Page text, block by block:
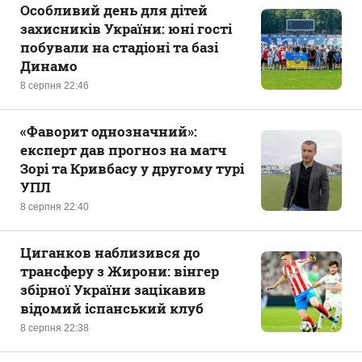
8 серпня 22:46
Особливий день для дітей
захисників України: юні гості
побували на стадіоні та базі
Динамо
8 серпня 22:40
«Фаворит однозначний»:
експерт дав прогноз на матч
Зорі та Кривбасу у другому турі
УПЛ
8 серпня 22:38
Циганков наблизився до
трансферу з Жирони: вінгер
збірної України зацікавив
відомий іспанський клуб